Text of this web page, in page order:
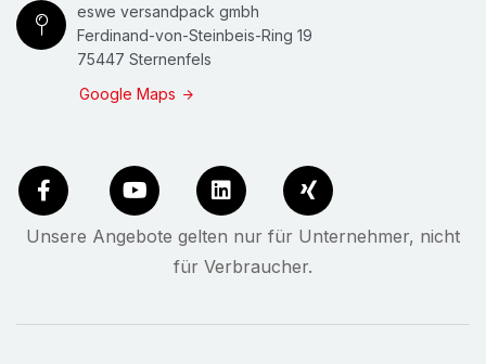
eswe versandpack gmbh
Ferdinand-von-Steinbeis-Ring 19
75447 Sternenfels
Google Maps
Unsere Angebote gelten nur für Unternehmer, nicht
für Verbraucher.